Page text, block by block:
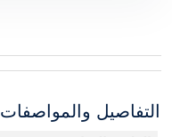
التفاصيل والمواصفات